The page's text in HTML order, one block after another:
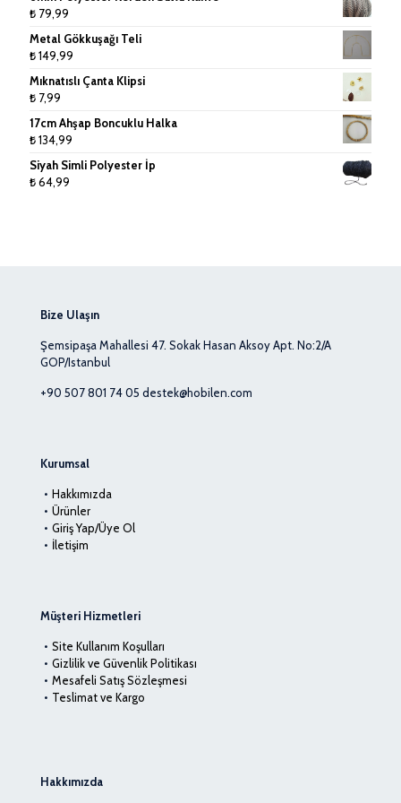
₺ 79,99
Metal Gökkuşağı Teli
₺149,99
Mıknatıslı Çanta Klipsi
₺ 7,99
17cm Ahşap Boncuklu Halka
₺134,99
Siyah Simli Polyester İp
₺64,99
Bize Ulaşın
Şemsipaşa Mahallesi 47. Sokak Hasan Aksoy Apt. No:2/A
GOP/Istanbul
+90 507 801 74 05 destek@hobilen.com
Kurumsal
Hakkımızda
Ürünler
Giriş Yap/Üye Ol
İletişim
Müşteri Hizmetleri
Site Kullanım Koşulları
Gizlilik ve Güvenlik Politikası
Mesafeli Satış Sözleşmesi
Teslimat ve Kargo
Hakkımızda